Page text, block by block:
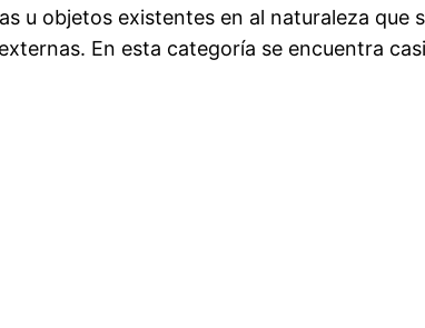
u objetos existentes en al naturaleza
En esta categoría se encuentra